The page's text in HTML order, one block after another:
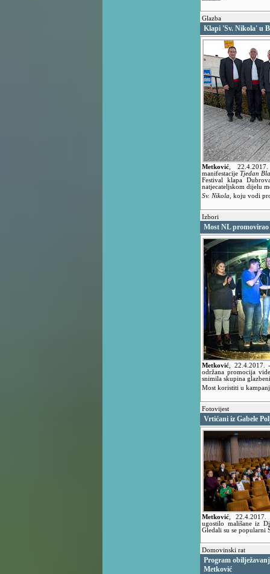
Glazba
Klapi 'Sv. Nikola' u
Metković ,
manifestacije Tjedan
Festival klapa
natjecateljskom dijelu
Sv. Nikola , koju vodi
Izbori
Most NL
Metković 22.4.2017.
održana promocija
snimila skupina
Most koristiti u
Fotovijest
Vrtićani iz Gabele
Metković
ugostilo mališane iz
Gledali su se popularni
Domovinski rat
Program
Metković